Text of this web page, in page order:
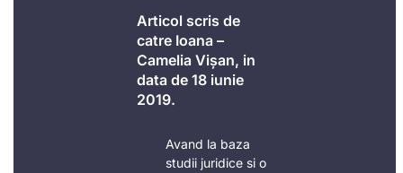
Articol scris de
catre Ioana –
Camelia Vișan, in
data de 18 iunie
2019.
Avand la baza
studii juridice si o